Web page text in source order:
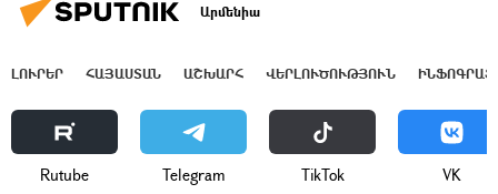
Արմենիա
ԼՈՒՐԵՐ ՀԱՅԱՍՏԱՆ ԱՇԽԱՐՀ ՎԵՐԼՈՒԾՈՒԹՅՈՒՆ
Rutube Telegram ТikТоk VK